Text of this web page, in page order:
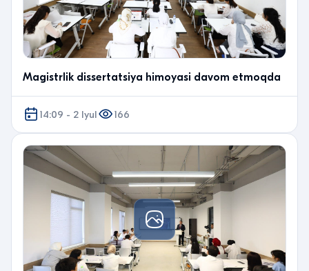
Magistrlik dissertatsiya himoyasi davom etmoqda
14:09 - 2 Iyul 166